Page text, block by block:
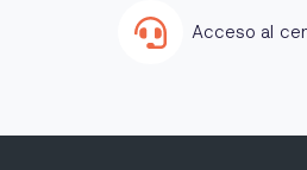
Acceso al